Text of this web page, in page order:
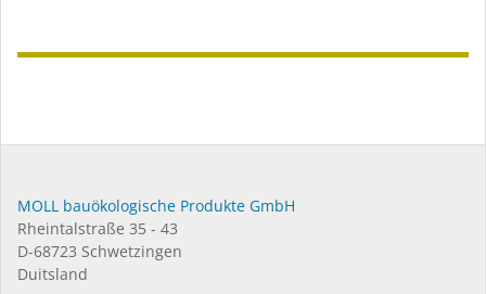
MOLL bauökologische Produkte GmbH
Rheintalstraße 35 - 43
D-68723 Schwetzingen
Duitsland